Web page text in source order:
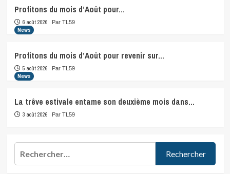
Profitons du mois d’Août pour…
6 août 2026 Par TL59
News
Profitons du mois d’Août pour revenir sur…
5 août 2026 Par TL59
News
La trêve estivale entame son deuxième mois dans…
3 août 2026 Par TL59